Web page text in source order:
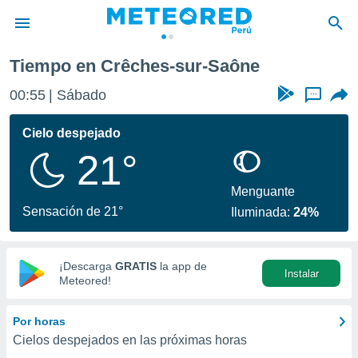
de
ha sido
calidad.
a este
las
y
digital
basada
Tiempo en Crêches-sur-Saône
00:55 Sábado ...
Cielo despejado
21°
Sensación de 21°
Menguante
Iluminada:24%
¡Descarga GRATIS la app de
Meteored!
Instalar
Por horas
Cielos despejados en las próximas horas